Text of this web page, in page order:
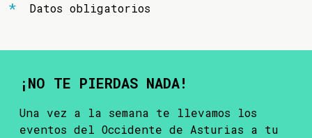
Datos obligatorios
¡NO TE PIERDAS NADA!
Una vez a la semana te llevamos los
eventos del Occidente de Asturias a tu